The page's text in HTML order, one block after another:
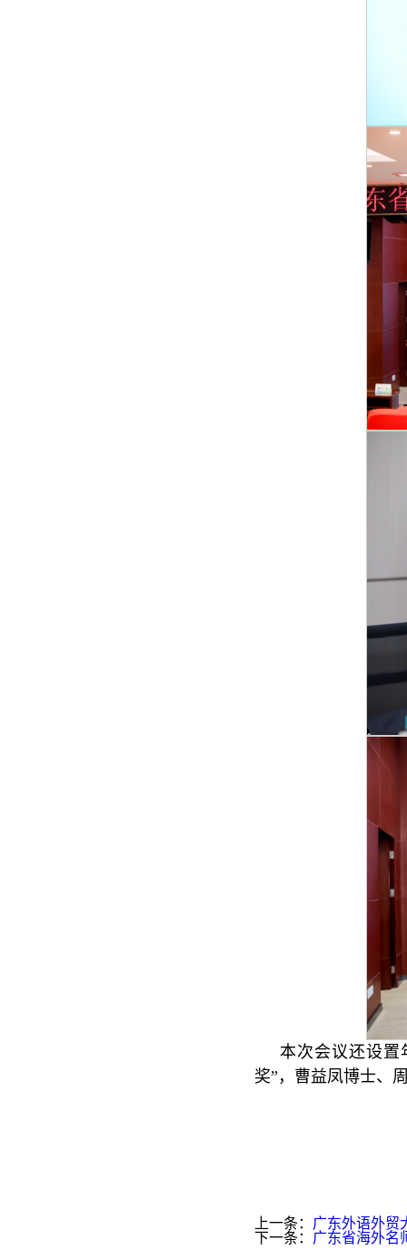
本次会议还设置
奖”，曹益凤博士、
上一条： 广东外语外贸
下一条： 广东省海外名